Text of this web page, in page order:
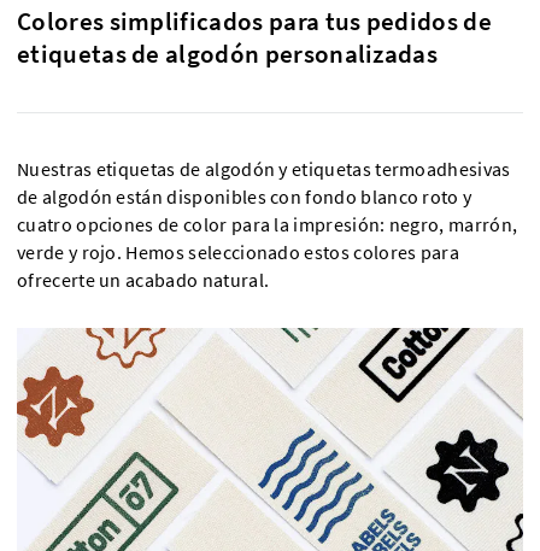
Colores simplificados para tus pedidos de
etiquetas de algodón personalizadas
Nuestras etiquetas de algodón y etiquetas termoadhesivas
de algodón están disponibles con fondo blanco roto y
cuatro opciones de color para la impresión: negro, marrón,
verde y rojo. Hemos seleccionado estos colores para
ofrecerte un acabado natural.